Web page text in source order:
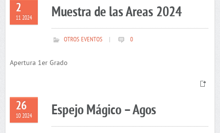
2
11 2024 Muestra de las Areas 2024
OTROS EVENTOS 0
Apertura 1er Grado
26
10 2024 Espejo Mágico – Agos